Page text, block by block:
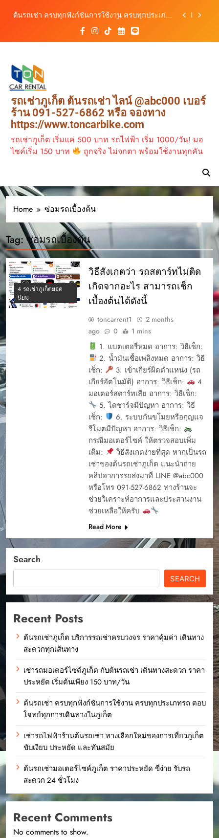
ต้นรถเช่า ครบทุกฟังก์ชันการใช้งาน ครบทุกประเภท
เช่ารถไฟฟ้าร้านต้นรถเช่า ทางเลือกใหม่ของการ
เที่ยวภูเก็ต ขับเงียบ ประหยัด และทันสมัย
เดินทางสะดวกทุกเส้นทาง
เช่ารถมอเตอร์ไซค์ภูเก็ต กับต้นรถเช่า เดินทาง
สะดวก ราคาประหยัด เริ่มต้นเพียง 150 บาท/วัน
ต้นรถเช่า ครบทุกฟังก์ชันการใช้งาน ครบทุกประเภท
รถ ตอบโจทย์ทุกการเดินทางในภูเก็ต
เช่ารถไฟฟ้าร้านต้นรถเช่า ทางเลือกใหม่ของการ
เที่ยวภูเก็ต ขับเงียบ ประหยัด และทันสมัย
รถเช่าภูเก็ต ต้นรถเช่า ไลน์ @abc000 เบอร์
ร้าน 091-527-6862 หรือ จองทาง
https://www.toncarbike.com
รถเช่าภูเก็ต เริ่มแค่ 500 บาท รถไฟฟ้า เริ่ม 1000/วัน! มอ
ไซค์เริ่ม 150 บาท
ถูกจริง ไม่จกตา พร้อมใช้งานทุกคัน
Home ซ่อมรถเบื้องต้น
Tag:ซ่อมรถเบื้องต้น
4 รถเช่าภูเก็ตยอด
นิยม
วิธีสังเกตว่า รถสตาร์ทไม่ติด
เกิดจากอะไร สามารถเช็ก
เบื้องต้นได้ดังนี้
toncarrent1
2 months
ago
0 1 mins
1. แบตเตอรี่หมด อาการ: วิธีเช็ก:
2. น้ำมันเชื้อเพลิงหมด อาการ: วิธี
เช็ก:
3. เข้าเกียร์ผิดตำแหน่ง (รถ
เกียร์อัตโนมัติ) อาการ: วิธีเช็ก:
4.
มอเตอร์สตาร์ทเสีย อาการ: วิธีเช็ก:
5. ไดชาร์จมีปัญหา อาการ: วิธี
เช็ก:
6. ระบบกันขโมยหรือกุญแจ
รีโมตมีปัญหา อาการ: วิธีเช็ก:
กรณีมอเตอร์ไซค์ ให้ตรวจสอบเพิ่ม
เติม:
วิธีสังเกตง่ายที่สุด หากเป็นรถ
เช่าของต้นรถเช่าภูเก็ต แนะนำถ่าย
คลิปอาการรถส่งมาที่ LINE @abc000
หรือโทร 091-527-6862 ทางร้านจะ
ช่วยวิเคราะห์อาการและประสานงาน
ช่วยเหลือให้ครับ
Read More
Search
SEARCH
Recent Posts
ต้นรถเช่าภูเก็ต บริการรถเช่าครบวงจร ราคาคุ้มค่า เดินทาง
สะดวกทุกเส้นทาง
เช่ารถมอเตอร์ไซค์ภูเก็ต กับต้นรถเช่า เดินทางสะดวก ราคา
ประหยัด เริ่มต้นเพียง 150 บาท/วัน
ต้นรถเช่า ครบทุกฟังก์ชันการใช้งาน ครบทุกประเภทรถ ตอบ
โจทย์ทุกการเดินทางในภูเก็ต
เช่ารถไฟฟ้าร้านต้นรถเช่า ทางเลือกใหม่ของการเที่ยวภูเก็ต
ขับเงียบ ประหยัด และทันสมัย
ต้นรถเช่ามอเตอร์ไซค์ภูเก็ต ราคาประหยัด ขี่ง่าย รับรถ
สะดวก 24 ชั่วโมง
Recent Comments
No comments to show.